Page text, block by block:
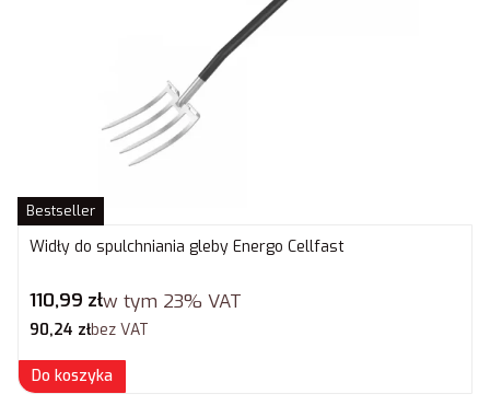
Bestseller
Widły do spulchniania gleby Energo Cellfast
Cena brutto
110,99 złw tym 23% VAT
Cena netto
90,24 złbez VAT
Do koszyka